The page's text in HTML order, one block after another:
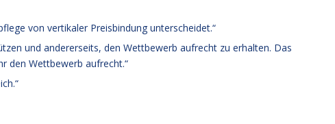
von vertikaler Preisbindung unterscheidet.“
und andererseits, den Wettbewerb aufrecht zu erhalten. Das
den Wettbewerb aufrecht.“